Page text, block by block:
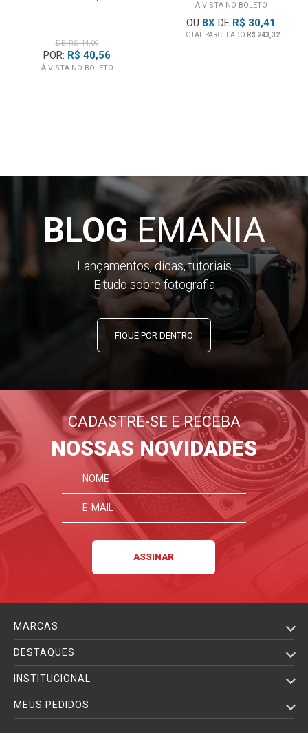
DE: R$ 44,09
POR: R$ 40,56
À VISTA NO BOLETO
À VISTA NO BOLETO
OU 8X DE R$ 30,41
TOTAL PARCELADO R$ 243,32
BLOGEMANIA
Lançamentos, dicas, tutoriais
E tudo sobre fotografia
FIQUE POR DENTRO
CADASTRE-SE E RECEBA
NOSSAS NOVIDADES
MARCAS
DESTAQUES
INSTITUCIONAL
MEUS PEDIDOS